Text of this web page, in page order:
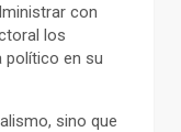
con
los
político en su
sino que